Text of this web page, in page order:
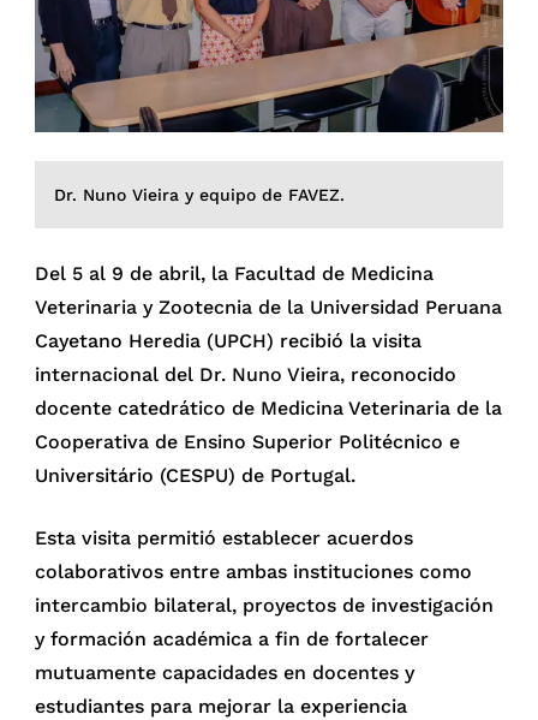
Dr. Nuno Vieira y equipo de FAVEZ.
Del 5 al 9 de abril, la Facultad de Medicina
Veterinaria y Zootecnia de la Universidad Peruana
Cayetano Heredia (UPCH) recibió la visita
internacional del Dr. Nuno Vieira, reconocido
docente catedrático de Medicina Veterinaria de la
Cooperativa de Ensino Superior Politécnico e
Universitário (CESPU) de Portugal.
Esta visita permitió establecer acuerdos
colaborativos entre ambas instituciones como
intercambio bilateral, proyectos de investigación
y formación académica a fin de fortalecer
mutuamente capacidades en docentes y
estudiantes para mejorar la experiencia